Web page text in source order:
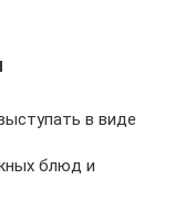
в виде
блюд и